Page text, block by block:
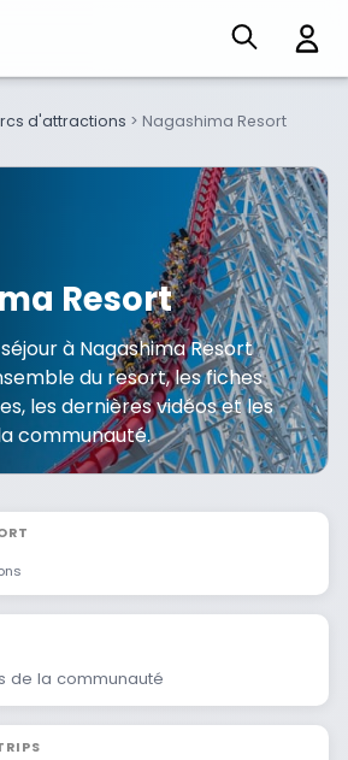
d'attractions > Nagashima Resort
Resort
à Nagashima Resort
du resort, les fiches
les dernières vidéos et les
communauté.
de la communauté